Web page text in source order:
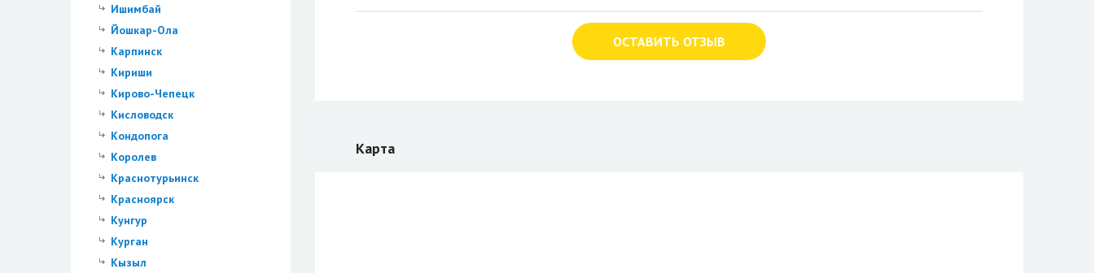
Ишимбай
Йошкар-Ола
Карпинск
Кириши
Кирово-Чепецк
Кисловодск
Кондопога
Королев
Краснотурьинск
Красноярск
Кунгур
Курган
Кызыл
ОСТАВИТЬ ОТЗЫВ
Карта